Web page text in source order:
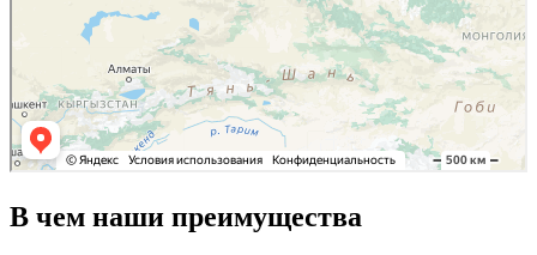
В чем наши преимущества